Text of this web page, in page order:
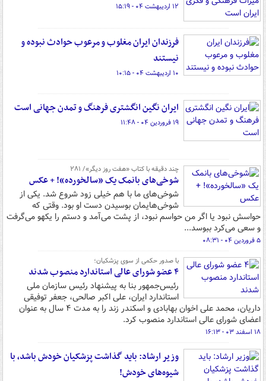
۱۲ اردیبهشت ۰۴ - ۱۵:۱۹
فرزندان ایران مغلوب و مرعوب حوادث نبوده و
نیستند
۱۰ اردیبهشت ۰۴ - ۱۰:۱۵
ایران نگین انگشتری فرهنگ و تمدن جهانی است
۱۹ فروردین ۰۴ - ۱۱:۴۸
چند دقیقه با کتاب‌ «هفت روز دیگر»/ ۲۸۱
شوخی‌های بانمک یک «سالخورده»! + ‌عکس
شوخی‌های ما با هم خیلی زود شروع شد. یکی از
شوخی‌هایمان بوسیدن دست او بود. وقتی که
حواسش نبود یا اگر من حواسم نبود، از پشت می‌آمد و دستم را یکهو می‌گرفت
و سعی می‌کرد ببوسد...
۵ فروردین ۰۴ - ۰۸:۳۱
با صدور حکمی از سوی پزشکیان؛
۴ عضو شورای عالی استاندارد منصوب شدند
رئیس‌جمهور بنا به پیشنهاد رئیس سازمان ملی
استاندارد ایران، علی اکبر صالحی، جعفر توفیقی
داریان، محمد علی اخوان بهابادی و اسکندر زند را به مدت ۴ سال به عنوان
اعضای شورای عالی استاندارد منصوب کرد.
۱۸ اسفند ۰۳ - ۱۶:۱۳
وزیر ارشاد: باید گذاشت پزشکیان خودش باشد، با
شیوه‌های خودش!